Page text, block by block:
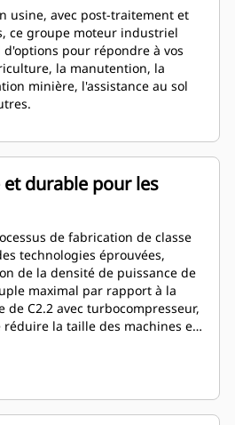
usine, avec post-traitement et
ce groupe moteur industriel
pour répondre à vos
la manutention, la
minière, l'assistance au sol
et durable pour les
de fabrication de classe
technologies éprouvées,
de la densité de puissance de
maximal par rapport à la
C2.2 avec turbocompresseur,
la taille des machines et
vous permettent de
de développement